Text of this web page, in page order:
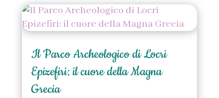
Il Parco Archeologico di Locri
Epizefiri: il cuore della Magna
Grecia